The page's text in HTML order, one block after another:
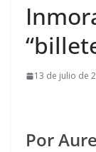
13 de julio de
Por